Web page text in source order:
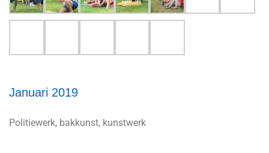
Januari 2019
Politiewerk, bakkunst, kunstwerk